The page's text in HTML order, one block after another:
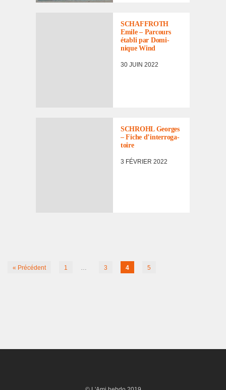
SCHAFFROTH
Emile – Parcours
établi par Domi­
nique Wind
30 JUIN 2022
SCHROHL Georges
– Fiche d’in­ter­ro­ga­
toire
3 FÉVRIER 2022
« Précédent 1 3 4
5